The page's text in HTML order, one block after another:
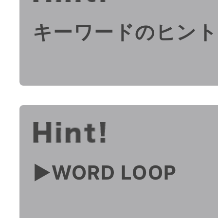
キーワードのヒント
▶︎WORD LOOP